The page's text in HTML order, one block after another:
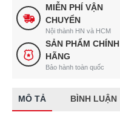
MIỄN PHÍ VẬN
CHUYỂN
Nội thành HN và HCM
SẢN PHẨM CHÍNH
HÃNG
Bảo hành toàn quốc
MÔ TẢ BÌNH LUẬN